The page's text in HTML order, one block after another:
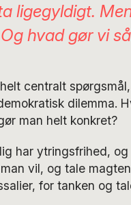
ligegyldigt.
hvad gør vi
centralt
dilemma.
man helt konkret?
har ytringsfrihed,
vil, og tale
for tanken og